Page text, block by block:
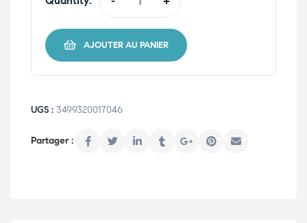
AJOUTER AU PANIER
UGS : 3499320017046